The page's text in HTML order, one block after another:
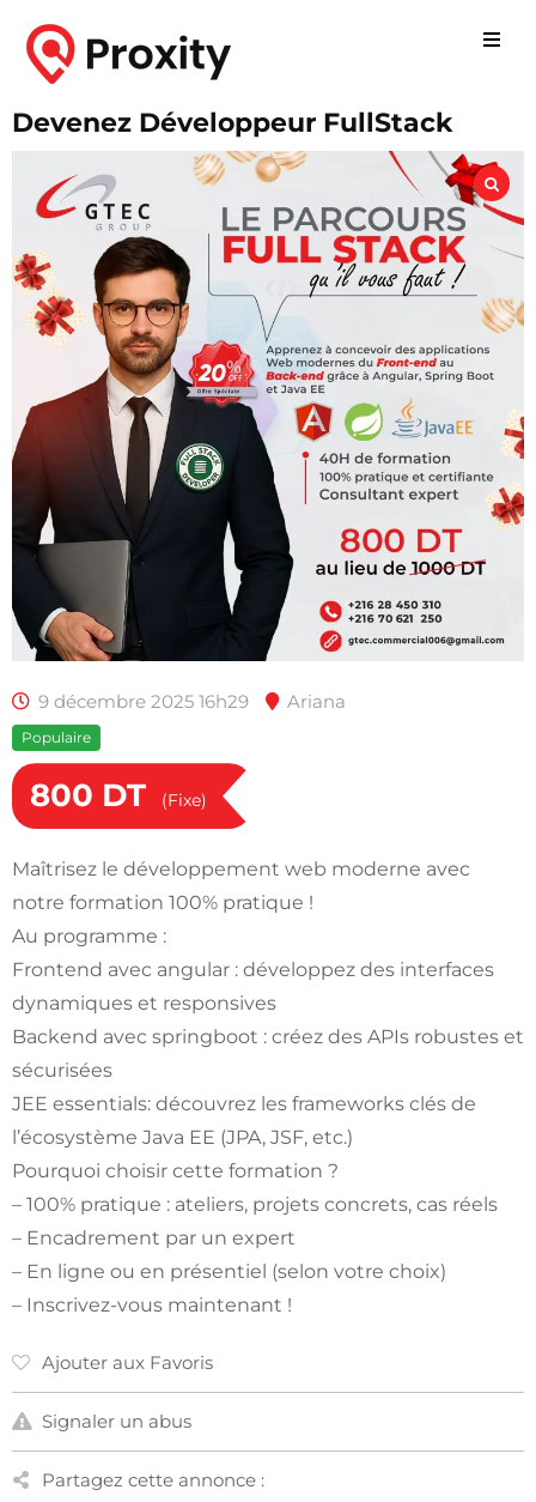
Devenez Développeur FullStack
9 décembre 2025 16h29 Ariana
Populaire
800 DT (Fixe)
Maîtrisez le développement web moderne avec
notre formation 100% pratique !
Au programme :
Frontend avec angular : développez des interfaces
dynamiques et responsives
Backend avec springboot : créez des APIs robustes et
sécurisées
JEE essentials: découvrez les frameworks clés de
l’écosystème Java EE (JPA, JSF, etc.)
Pourquoi choisir cette formation ?
– 100% pratique : ateliers, projets concrets, cas réels
– Encadrement par un expert
– En ligne ou en présentiel (selon votre choix)
– Inscrivez-vous maintenant !
Ajouter aux Favoris
Signaler un abus
Partagez cette annonce :